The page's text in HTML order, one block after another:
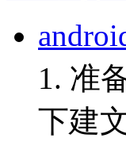
1. 准
下建